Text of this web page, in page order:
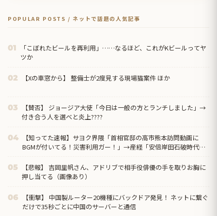
POPULAR POSTS / ネットで話題の人気記事
01
「こぼれたビールを再利用」……なるほど、これがKビールってヤ
ツか
02 【Xの車窓から】 整備士が2度見する現場猫案件 ほか
03
【賛否】 ジョージア大使「今日は一般の方とランチしました」→
付き合う人を選べと炎上????
04
【知ってた速報】サヨク界隈「首相官邸の高市熊本訪問動画に
BGMが付いてる！災害利用ガー！」→産経「安倍岸田石破時代も
05
【悲報】 吉岡里帆さん、アドリブで相手役俳優の手を取りお胸に
押し当てる（画像あり）
06
【衝撃】 中国製ルーター20機種にバックドア発見！ ネットに繋ぐ
だけで35秒ごとに中国のサーバーと通信